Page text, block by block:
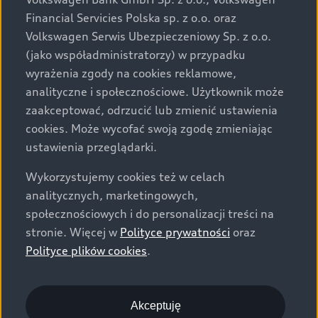
za dopłatą. Wiążące ustalenie ceny, wyposażenia i
specyfikacji pojazdu następują w umowie sprzedaży, a
określenie parametrów technicznych zawiera
świadectwo homologacji typu pojazdu. Zastrzegamy
sobie prawo do zmian i pomyłek. Wszelkie informacje
prezentowane na stronie są aktualne na dzień ich
zamieszczania. W celu uzyskania najnowszych
informacji prosimy kontaktować się z Partnerem Marki
Audi.
Wszystkie produkowane obecnie samochody marki Audi
są wykonywane z materiałów spełniających pod
względem możliwości odzysku i recyklingu wymagania
określone w normie ISO 22628 i są zgodne z
europejskimi świadectwami homologacji wydanymi wg
o.o. podlega obowiązkowi zapewnienia wszystkim
użytkownikom samochodów marki Volkswagen sieci
Financial Servicies Polska sp. z o.o. oraz
Volkswagen Serwis Ubezpieczeniowy Sp. z o.o.
(jako współadministratorzy) w przypadku
wyrażenia zgody na cookies reklamowe,
analityczne i społecznościowe. Użytkownik może
zaakceptować, odrzucić lub zmienić ustawienia
cookies. Może wycofać swoją zgodę zmieniając
ustawienia przeglądarki.
Wykorzystujemy cookies też w celach
analitycznych, marketingowych,
społecznościowych i do personalizacji treści na
stronie. Więcej w Polityce prywatności oraz
Polityce plików cookies.
Akceptuję